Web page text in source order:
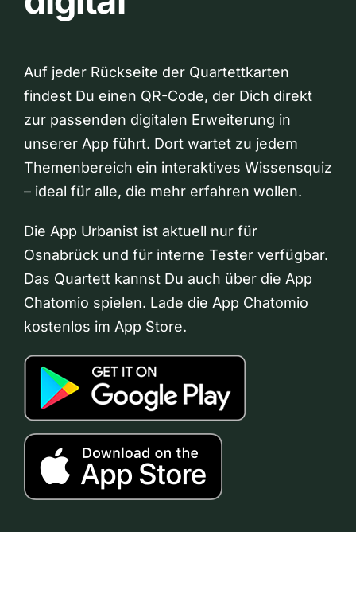
Auf jeder Rückseite der Quartettkarten
findest Du einen QR-Code, der Dich direkt
zur passenden digitalen Erweiterung in
unserer App führt. Dort wartet zu jedem
Themenbereich ein interaktives Wissensquiz
– ideal für alle, die mehr erfahren wollen.
Die App Urbanist ist aktuell nur für
Osnabrück und für interne Tester verfügbar.
Das Quartett kannst Du auch über die App
Chatomio spielen. Lade die App Chatomio
kostenlos im App Store.